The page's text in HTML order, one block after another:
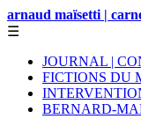
arnaud maïsetti |
☰
JOURNAL |
FICTIONS DU
BERNARD-